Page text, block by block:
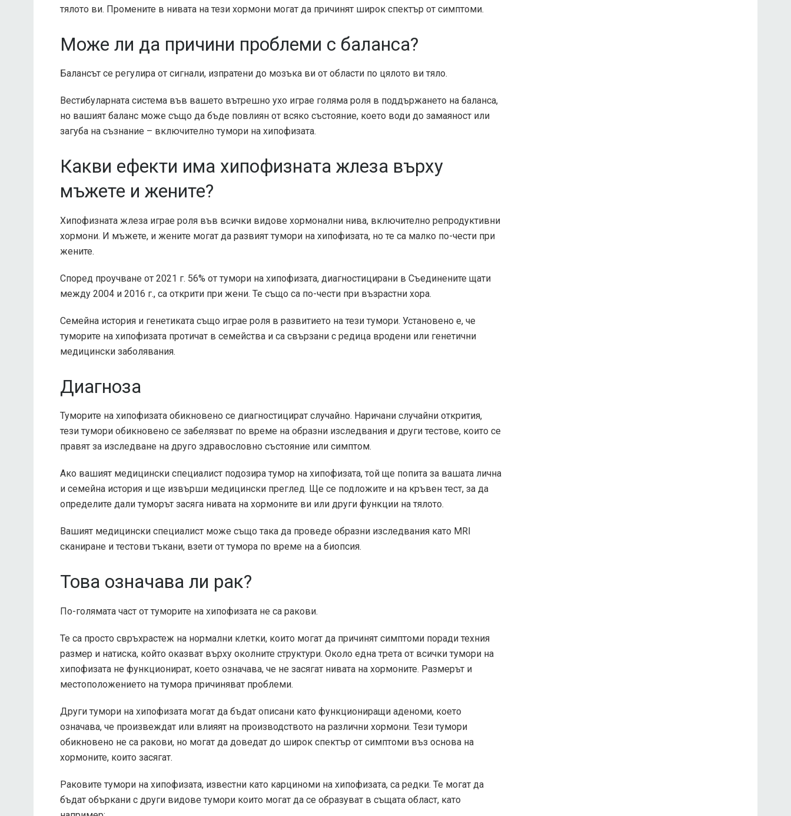
тялото ви. Промените в нивата на тези хормони могат да причинят широк спектър от симптоми.
Може ли да причини проблеми с баланса?
Балансът се регулира от сигнали, изпратени до мозъка ви от области по цялото ви тяло.
Вестибуларната система във вашето вътрешно ухо играе голяма роля в поддържането на баланса,
но вашият баланс може също да бъде повлиян от всяко състояние, което води до замаяност или
загуба на съзнание – включително тумори на хипофизата.
Какви ефекти има хипофизната жлеза върху
мъжете и жените?
Хипофизната жлеза играе роля във всички видове хормонални нива, включително репродуктивни
хормони. И мъжете, и жените могат да развият тумори на хипофизата, но те са малко по-чести при
жените.
Според проучване от 2021 г. 56% от тумори на хипофизата, диагностицирани в Съединените щати
между 2004 и 2016 г., са открити при жени. Те също са по-чести при възрастни хора.
Семейна история и генетиката също играе роля в развитието на тези тумори. Установено е, че
туморите на хипофизата протичат в семейства и са свързани с редица вродени или генетични
медицински заболявания.
Диагноза
Туморите на хипофизата обикновено се диагностицират случайно. Наричани случайни открития,
тези тумори обикновено се забелязват по време на образни изследвания и други тестове, които се
правят за изследване на друго здравословно състояние или симптом.
Ако вашият медицински специалист подозира тумор на хипофизата, той ще попита за вашата лична
и семейна история и ще извърши медицински преглед. Ще се подложите и на кръвен тест, за да
определите дали туморът засяга нивата на хормоните ви или други функции на тялото.
Вашият медицински специалист може също така да проведе образни изследвания като MRI
сканиране и тестови тъкани, взети от тумора по време на a биопсия.
Това означава ли рак?
По-голямата част от туморите на хипофизата не са ракови.
Те са просто свръхрастеж на нормални клетки, които могат да причинят симптоми поради техния
размер и натиска, който оказват върху околните структури. Около една трета от всички тумори на
хипофизата не функционират, което означава, че не засягат нивата на хормоните. Размерът и
местоположението на тумора причиняват проблеми.
Други тумори на хипофизата могат да бъдат описани като функциониращи аденоми, което
означава, че произвеждат или влияят на производството на различни хормони. Тези тумори
обикновено не са ракови, но могат да доведат до широк спектър от симптоми въз основа на
хормоните, които засягат.
Раковите тумори на хипофизата, известни като карциноми на хипофизата, са редки. Те могат да
бъдат объркани с други видове тумори които могат да се образуват в същата област, като